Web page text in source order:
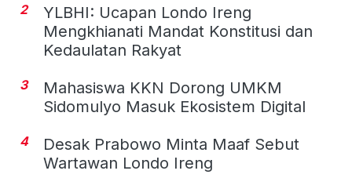
2
YLBHI: Ucapan Londo Ireng
Mengkhianati Mandat Konstitusi dan
Kedaulatan Rakyat
3
Mahasiswa KKN Dorong UMKM
Sidomulyo Masuk Ekosistem Digital
4
Desak Prabowo Minta Maaf Sebut
Wartawan Londo Ireng